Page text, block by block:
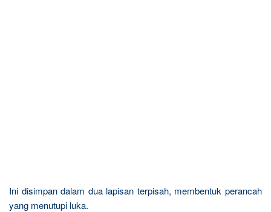
Ini disimpan dalam dua lapisan terpisah, membentuk perancah
yang menutupi luka.